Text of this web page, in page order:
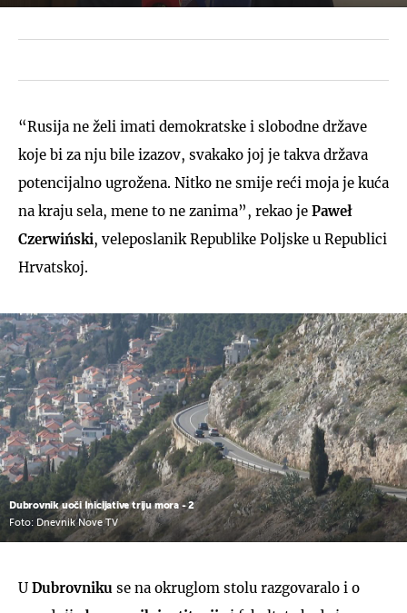
“Rusija ne želi imati demokratske i slobodne države
koje bi za nju bile izazov, svakako joj je takva država
potencijalno ugrožena. Nitko ne smije reći moja je kuća
na kraju sela, mene to ne zanima”, rekao je Paweł
Czerwiński, veleposlanik Republike Poljske u Republici
Hrvatskoj.
Dubrovnik uoči Inicijative triju mora - 2
Foto: Dnevnik Nove TV
U Dubrovniku se na okruglom stolu razgovaralo i o